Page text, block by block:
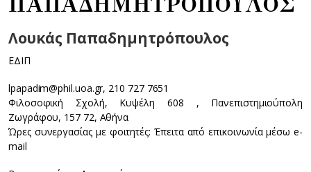
Λουκάς Παπαδημητρόπουλος
ΕΔΙΠ
lpapadim@phil.uoa.gr, 210 727 7651
Φιλοσοφική Σχολή, Κυψέλη 608 , Πανεπιστημιούπολη
Ζωγράφου, 157 72, Αθήνα
Ώρες συνεργασίας με φοιτητές: Έπειτα από επικοινωνία μέσω e-
mail